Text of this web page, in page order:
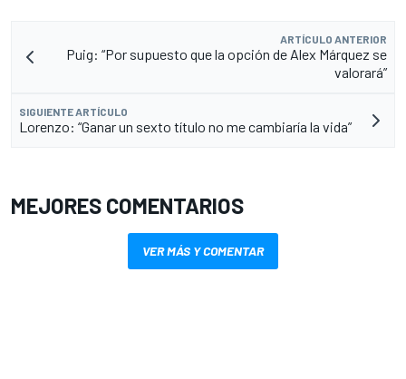
ARTÍCULO ANTERIOR
Puig: “Por supuesto que la opción de Alex Márquez se
valorará”
SIGUIENTE ARTÍCULO
Lorenzo: “Ganar un sexto título no me cambiaría la vida”
MEJORES COMENTARIOS
VER MÁS Y COMENTAR